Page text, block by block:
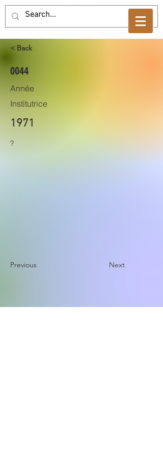
< Back
0044
Année
Institutrice
1971
?
Previous Next